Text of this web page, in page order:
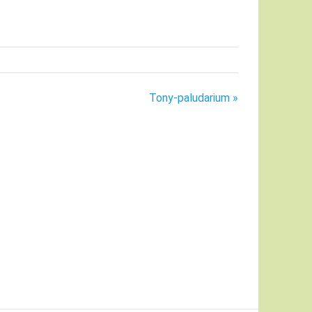
Tony-paludarium »